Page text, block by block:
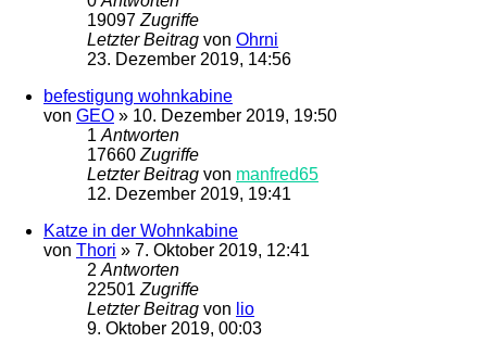
19097 Zugriffe
Letzter Beitrag von Ohrni
23. Dezember 2019, 14:56
befestigung wohnkabine
von GEO » 10. Dezember 2019, 19:50
1 Antworten
17660 Zugriffe
Letzter Beitrag von manfred65
12. Dezember 2019, 19:41
Katze in der Wohnkabine
von Thori » 7. Oktober 2019, 12:41
2 Antworten
22501 Zugriffe
Letzter Beitrag von lio
9. Oktober 2019, 00:03